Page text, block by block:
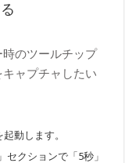
のツールチップ
ャプチャしたい
動します。
セクションで「5秒」